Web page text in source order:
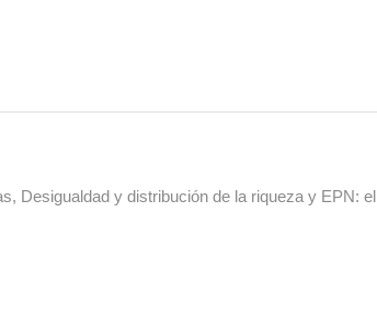
Desigualdad y distribución de la riqueza y EPN: el